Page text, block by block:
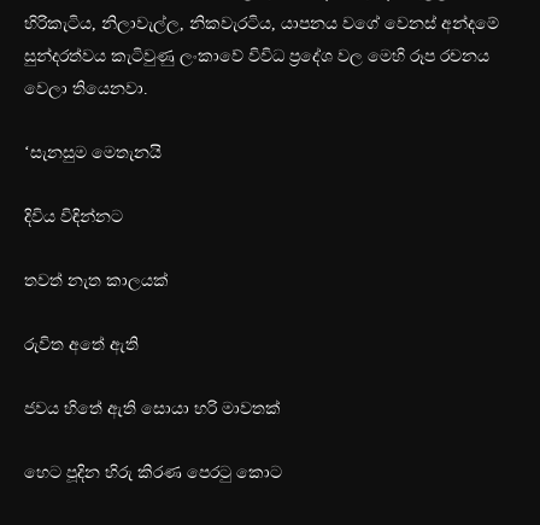
හිරිකැටිය, නිලාවැල්ල, නිකවැරටිය, යාපනය වගේ වෙනස් අන්දමේ
සුන්දරත්වය කැටිවුණු ලංකාවේ විවිධ ප්‍රදේශ වල මෙහි රූප රචනය
වෙලා තියෙනවා.
‘සැනසුම මෙතැනයි
දිවිය විඳින්නට
තවත් නැත කාලයක්
රුවිත අ‍තේ ඇති
ජවය හිතේ ඇති සොයා හරි මාවතක්
‍හෙට පූදින හිරු කිරණ පෙරටු කොට